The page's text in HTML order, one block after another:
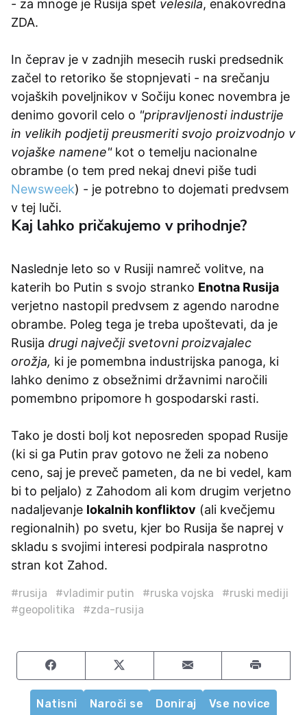
- za mnoge je Rusija spet velesila, enakovredna
ZDA.
In čeprav je v zadnjih mesecih ruski predsednik
začel to retoriko še stopnjevati - na srečanju
vojaških poveljnikov v Sočiju konec novembra je
denimo govoril celo o "pripravljenosti industrije
in velikih podjetij preusmeriti svojo proizvodnjo v
vojaške namene" kot o temelju nacionalne
obrambe (o tem pred nekaj dnevi piše tudi
Newsweek) - je potrebno to dojemati predvsem
v tej luči.
Kaj lahko pričakujemo v prihodnje?
Naslednje leto so v Rusiji namreč volitve, na
katerih bo Putin s svojo stranko Enotna Rusija
verjetno nastopil predvsem z agendo narodne
obrambe. Poleg tega je treba upoštevati, da je
Rusija drugi največji svetovni proizvajalec
orožja, ki je pomembna industrijska panoga, ki
lahko denimo z obsežnimi državnimi naročili
pomembno pripomore h gospodarski rasti.
Tako je dosti bolj kot neposreden spopad Rusije
(ki si ga Putin prav gotovo ne želi za nobeno
ceno, saj je preveč pameten, da ne bi vedel, kam
bi to peljalo) z Zahodom ali kom drugim verjetno
nadaljevanje lokalnih konfliktov (ali kvečjemu
regionalnih) po svetu, kjer bo Rusija še naprej v
skladu s svojimi interesi podpirala nasprotno
stran kot Zahod.
#rusija #vladimir putin #ruska vojska
#ruski mediji
#geopolitika
#zda-rusija
Share on FacebookShare on TwitterShare by email
Natisni Naroči se Doniraj Vse novice